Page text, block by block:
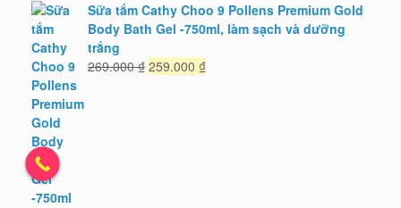
Sữa tắm Cathy Choo 9 Pollens Premium Gold
Body Bath Gel -750ml, làm sạch và dưỡng
trắng
269.000₫ Giá
259.000 ₫Giá